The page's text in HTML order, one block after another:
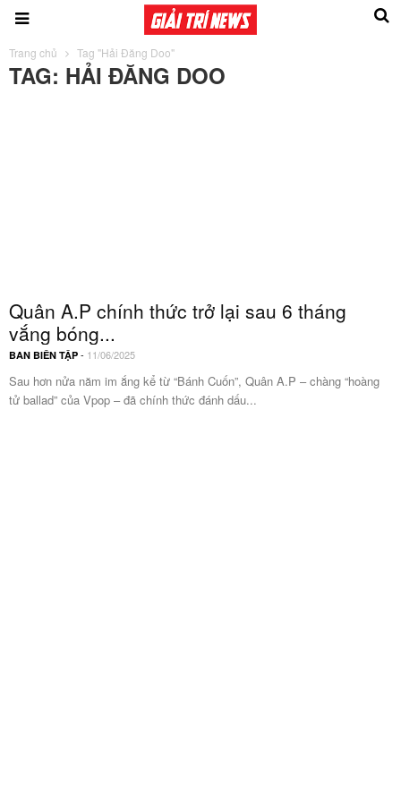
Trang chủ Tag "Hải Đăng Doo"
TAG: HẢI ĐĂNG DOO
Quân A.P chính thức trở lại sau 6 tháng
vắng bóng...
BAN BIÊN TẬP - 11/06/2025
Sau hơn nửa năm im ắng kể từ “Bánh Cuốn”, Quân A.P – chàng “hoàng
tử ballad” của Vpop – đã chính thức đánh dấu...